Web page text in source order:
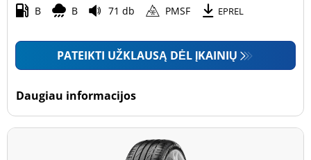
B B 71 db PMSF EPREL
PATEIKTI UŽKLAUSĄ DĖL ĮKAINIŲ
Daugiau informacijos